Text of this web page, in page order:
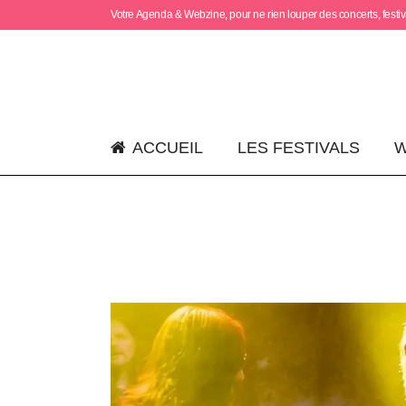
Votre Agenda & Webzine, pour ne rien louper des concerts,
ACCUEIL LES FESTIVALS